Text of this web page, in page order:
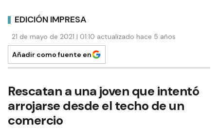
EDICIÓN IMPRESA
21 de mayo de 2021 | 01:10 actualizado hace 5 años
Añadir como fuente en
Rescatan a una joven que intentó
arrojarse desde el techo de un
comercio